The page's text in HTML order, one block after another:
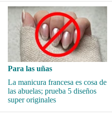
Para las uñas
La manicura francesa es cosa de
las abuelas; prueba 5 diseños
super originales